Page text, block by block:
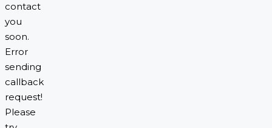
contact
you
soon.
Error
sending
callback
request!
Please